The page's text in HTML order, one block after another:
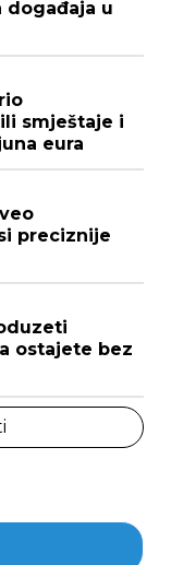
događaja u
smještaje i
eura
preciznije
ostajete bez